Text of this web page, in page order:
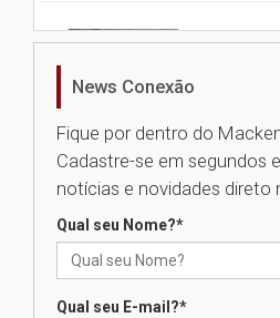
Nova
realizará
News Conexão
Fique por dentro do
Cadastre-se em segundos
notícias e novidades direto
Qual seu Nome?*
Qual seu E-mail?*